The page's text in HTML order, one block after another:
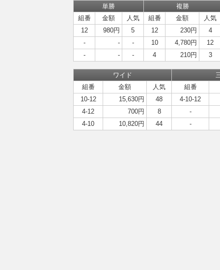
単勝
複勝
組番
金額 人気 組番 金額
人気
12
980円 5 12 230円
4
-
- - 10 4,780円
12
-
- - 4 210円 3
ワイド
組番
金額 人気
組番
10-12
15,630円 48
4-10-12
4-12
700円 8
-
4-10
10,820円 44 -